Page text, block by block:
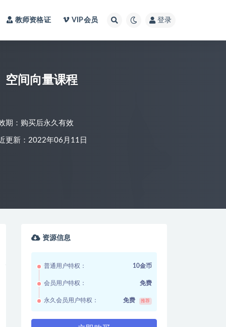
教师资格证 VIP会员 登录
空间向量课程
期：购买后永久有效
更新：2022年06月11日
资源信息
普通用户特权： 10金币
会员用户特权： 免费
永久会员用户特权： 免费 推荐